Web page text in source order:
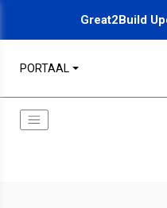
Great2Build
PORTAAL